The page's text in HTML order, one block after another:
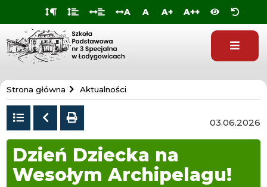
Przejdź do
Przejdź
treści
Przejdź
Przejdź A A A+ A++
Szkoła
Specjalna
w
Łodygowicach
Strona główna Aktualności
Powrót
do
listy
Poprzedni
drukuj 03.06.2026
Dzień Dziecka na
Wesołym Archipelagu!